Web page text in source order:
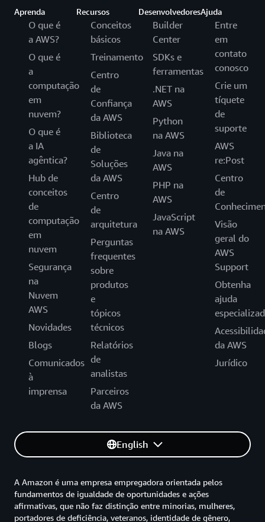
Aprenda
O que é
a AWS?
O que é
a
computação
em
nuvem?
O que é
a IA
agêntica?
Hub de
conceitos
de
computação
em
nuvem
Segurança
na
Nuvem
AWS
Novidades
Blogs
Comunicados
à
imprensa
Recursos
Conceitos
básicos
Treinamento
Centro
de
Confiança
da AWS
Biblioteca
de
Soluções
da AWS
Centro
de
arquitetura
Perguntas
frequentes
sobre
produtos
e
tópicos
técnicos
Relatórios
de
analistas
Parceiros
da AWS
Desenvolvedores
Builder
Center
SDKs e
ferramentas
.NET na
AWS
Python
na AWS
Java na
AWS
PHP na
AWS
JavaScript
na AWS
Ajuda
Entre
em
contato
conosco
Crie um
tíquete
de
suporte
AWS
re:Post
Centro
de
Visão
geral do
AWS
Support
Obtenha
ajuda
da AWS
Jurídico
English
A Amazon é uma empresa empregadora orientada pelos
fundamentos de igualdade de oportunidades e ações
afirmativas, que não faz distinção entre minorias, mulheres,
portadores de deficiência, veteranos, identidade de gênero,